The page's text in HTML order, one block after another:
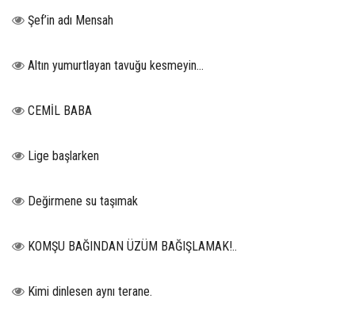
Şef’in adı Mensah
Altın yumurtlayan tavuğu kesmeyin…
CEMİL BABA
Lige başlarken
Değirmene su taşımak
KOMŞU BAĞINDAN ÜZÜM BAĞIŞLAMAK!..
Kimi dinlesen aynı terane.